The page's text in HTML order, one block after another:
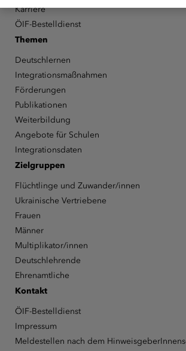
Karriere
ÖIF-Bestelldienst
Themen
Deutschlernen
Integrationsmaßnahmen
Förderungen
Publikationen
Weiterbildung
Angebote für Schulen
Integrationsdaten
Zielgruppen
Flüchtlinge und Zuwander/innen
Ukrainische Vertriebene
Frauen
Männer
Multiplikator/innen
Deutschlehrende
Ehrenamtliche
Kontakt
ÖIF-Bestelldienst
Impressum
Meldestellen nach dem